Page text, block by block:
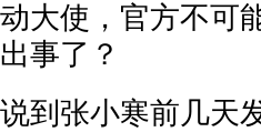
动大使，官方不可
出事了？
说到张小寒前几天